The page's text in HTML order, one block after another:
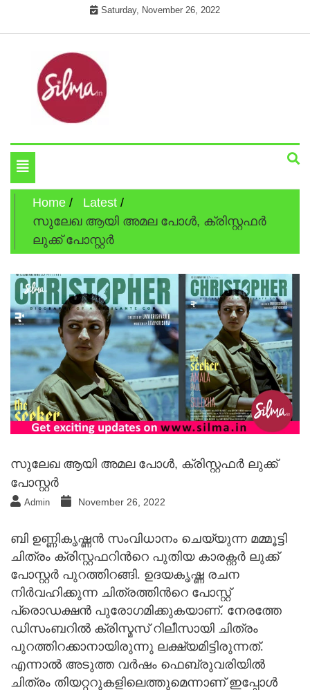
Saturday, November 26, 2022
Silma.in
Toggle
navigation
Home
Latest
സുലേഖ ആയി അമല പോള്‍, ക്രിസ്റ്റഫര്‍
ലുക്ക് പോസ്റ്റര്‍
സുലേഖ ആയി അമല പോള്‍, ക്രിസ്റ്റഫര്‍ ലുക്ക്
പോസ്റ്റര്‍
Admin November 26, 2022
ബി ഉണ്ണികൃഷ്ണന്‍ സംവിധാനം ചെയ്യുന്ന മമ്മൂട്ടി
ചിത്രം ക്രിസ്റ്റഫറിന്‍റെ പുതിയ കാരക്റ്റര്‍ ലുക്ക്
പോസ്റ്റര്‍ പുറത്തിറങ്ങി. ഉദയകൃഷ്ണ രചന
നിര്‍വഹിക്കുന്ന ചിത്രത്തിന്‍റെ പോസ്റ്റ്
പ്രൊഡക്ഷന്‍ പുരോഗമിക്കുകയാണ്. നേരത്തേ
ഡിസംബറില്‍ ക്രിസ്മസ് റിലീസായി ചിത്രം
പുറത്തിറക്കാനായിരുന്നു ലക്ഷ്യമിട്ടിരുന്നത്.
എന്നാല്‍ അടുത്ത വര്‍ഷം ഫെബ്രുവരിയില്‍
ചിത്രം തിയറ്ററുകളിലെത്തുമെന്നാണ് ഇപ്പോള്‍